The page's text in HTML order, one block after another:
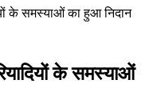
के समस्याओं का हुआ निदान
के समस्याओं